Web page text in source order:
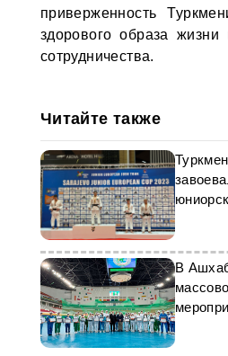
приверженность
здорового образа
сотрудничества.
Читайте также
Сараево
В
дню